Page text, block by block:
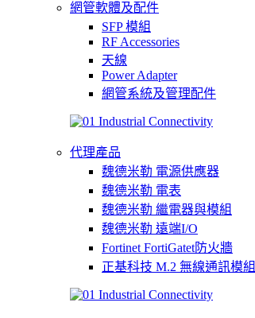
網管軟體及配件
SFP 模組
RF Accessories
天線
Power Adapter
網管系統及管理配件
代理產品
魏德米勒 電源供應器
魏德米勒 電表
魏德米勒 繼電器與模組
魏德米勒 遠端I/O
Fortinet FortiGatet防火牆
正基科技 M.2 無線通訊模組